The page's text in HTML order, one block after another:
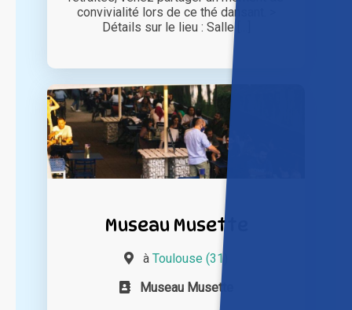
convivialité lors de ce thé dansant. >
Détails sur le lieu : Salle [...]
Museau Musette
à Toulouse (31)
Museau Musette